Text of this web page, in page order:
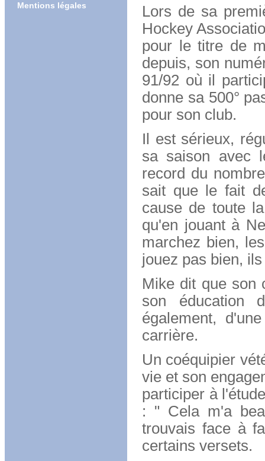
Mentions légales
Lors de sa
Hockey
pour le titre de
depuis, son
91/92 où il
donne sa 500°
pour son club.
Il est sérieux,
sa saison avec
record du
sait que le fait
cause de toute
qu'en jouant à
marchez bien,
jouez pas bien,
Mike dit que son
son éducation
également,
carrière.
Un coéquipier
vie et son
participer à
: " Cela m'a
trouvais face à
certains versets.